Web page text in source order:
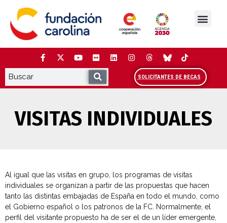
contenido
SOLICITANTES DE BECAS
VISITAS INDIVIDUALES
Al igual que las visitas en grupo, los programas de visitas
individuales se organizan a partir de las propuestas que hacen
tanto las distintas embajadas de España en todo el mundo, como
el Gobierno español o los patronos de la FC. Normalmente, el
perfil del visitante propuesto ha de ser el de un líder emergente,